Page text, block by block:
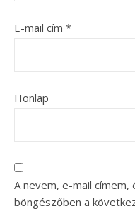
E-mail cím *
Honlap
A nevem, e-mail
böngészőben a